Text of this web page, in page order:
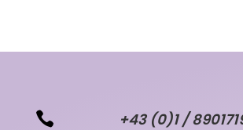
 +43 (0)1 /